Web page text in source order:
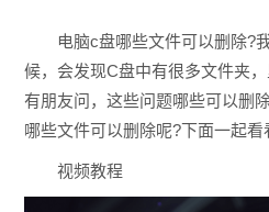
电脑c盘哪些文件可以删除?我
候，会发现C盘中有很多文件夹
有朋友问，这些问题哪些可以删
哪些文件可以删除呢?下面一起看
视频教程